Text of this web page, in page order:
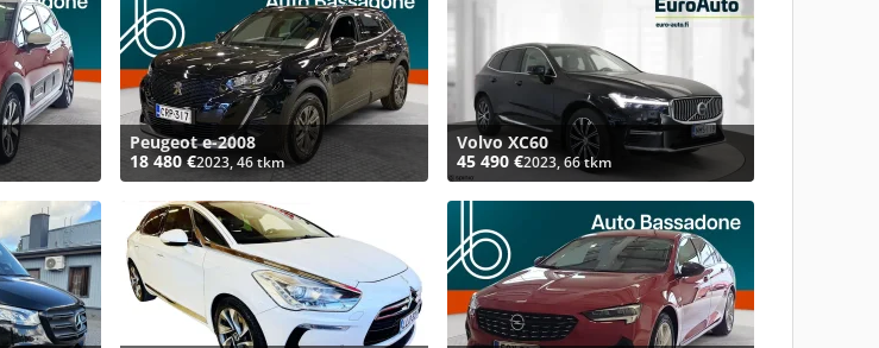
Peugeot e-2008
18 480 €2023, 46 tkm
Volvo XC60
45 490 €2023, 66 tkm